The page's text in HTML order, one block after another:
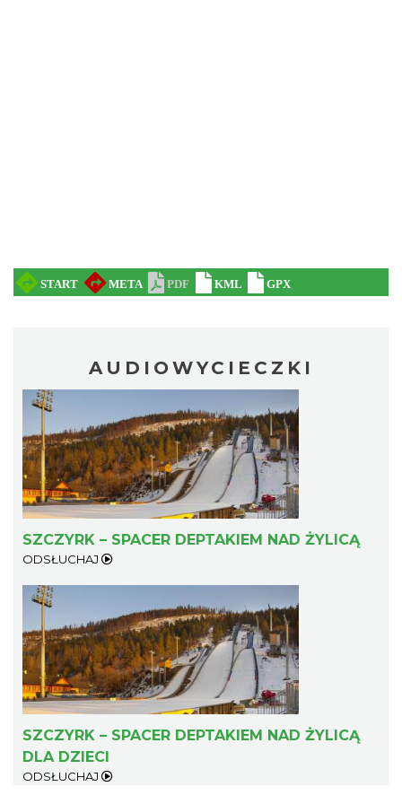
AUDIOWYCIECZKI
SZCZYRK – SPACER DEPTAKIEM NAD ŻYLICĄ
ODSŁUCHAJ
SZCZYRK – SPACER DEPTAKIEM NAD ŻYLICĄ
DLA DZIECI
ODSŁUCHAJ